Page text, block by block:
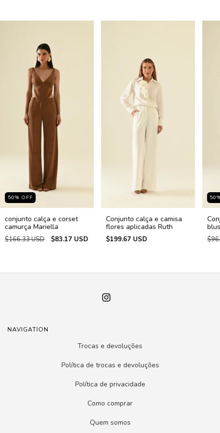
50% OFF
conjunto calça e corset
camurça Mariella
$166.33 USD $83.17 USD
Conjunto calça e camisa
flores aplicadas Ruth
$199.67 USD
50
NAVIGATION
Trocas e devoluções
Política de trocas e devoluções
Política de privacidade
Como comprar
Quem somos